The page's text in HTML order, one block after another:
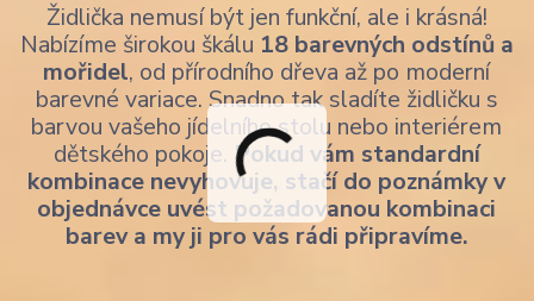
Židlička nemusí být jen funkční, ale i krásná!
Nabízíme širokou škálu 18 barevných odstínů a
mořidel, od přírodního dřeva až po moderní
barevné variace. Snadno tak sladíte židličku s
barvou vašeho jídelního stolu nebo interiérem
dětského pokoje. Pokud vám standardní
kombinace nevyhovuje, stačí do poznámky v
objednávce uvést požadovanou kombinaci
barev a my ji pro vás rádi připravíme.